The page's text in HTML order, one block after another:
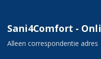
Sani4Comfort -
Alleen correspondentie adres